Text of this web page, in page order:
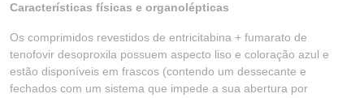
Características físicas e organolépticas
Os comprimidos revestidos de entricitabina + fumarato de
tenofovir desoproxila possuem aspecto liso e coloração azul e
estão disponíveis em frascos (contendo um dessecante e
fechados com um sistema que impede a sua abertura por